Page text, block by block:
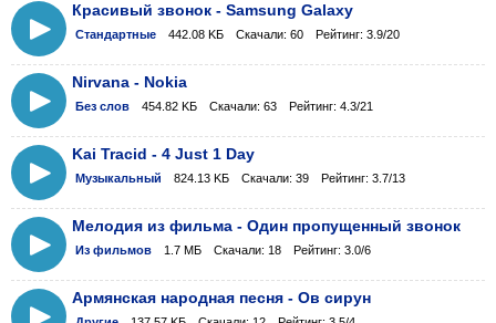
Красивый звонок - Samsung Galaxy
Стандартные 442.08 KБ Скачали: 60 Рейтинг: 3.9/20
Nirvana - Nokia
Без слов 454.82 KБ Скачали: 63 Рейтинг: 4.3/21
Kai Tracid - 4 Just 1 Day
Музыкальный 824.13 KБ Скачали: 39 Рейтинг: 3.7/13
Мелодия из фильма - Один пропущенный звонок
Из фильмов 1.7 МБ Скачали: 18 Рейтинг: 3.0/6
Армянская народная песня - Ов сирун